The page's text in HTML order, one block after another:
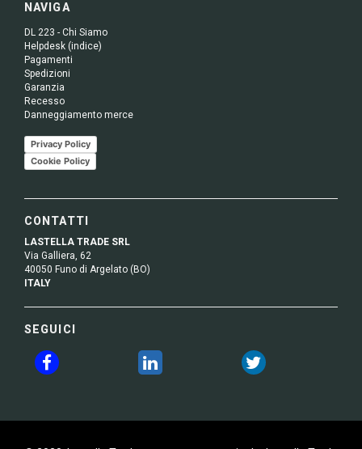
NAVIGA
DL 223 - Chi Siamo
Helpdesk (indice)
Pagamenti
Spedizioni
Garanzia
Recesso
Danneggiamento merce
Privacy Policy
Cookie Policy
CONTATTI
LASTELLA TRADE SRL
Via Galliera, 62
40050 Funo di Argelato (BO)
ITALY
SEGUICI